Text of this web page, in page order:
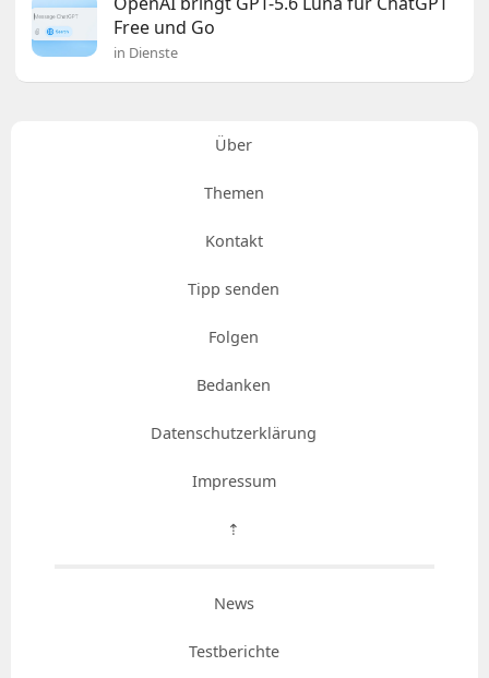
Free und Go
in Dienste
Über
Themen
Kontakt
Tipp senden
Folgen
Bedanken
Datenschutzerklärung
Impressum
⇡
News
Testberichte